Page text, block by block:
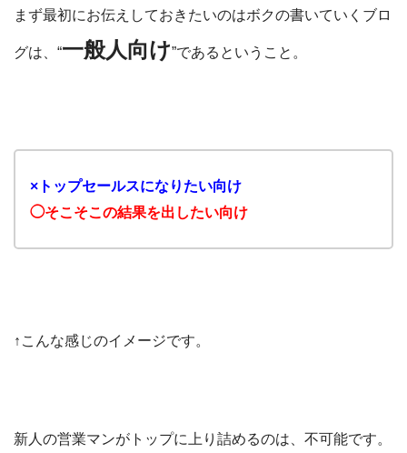
まず最初にお伝えしておきたいのはボクの書いていくブロ
グは、“一般人向け”であるということ。
×トップセールスになりたい向け
◯そこそこの結果を出したい向け
↑こんな感じのイメージです。
新人の営業マンがトップに上り詰めるのは、不可能です。